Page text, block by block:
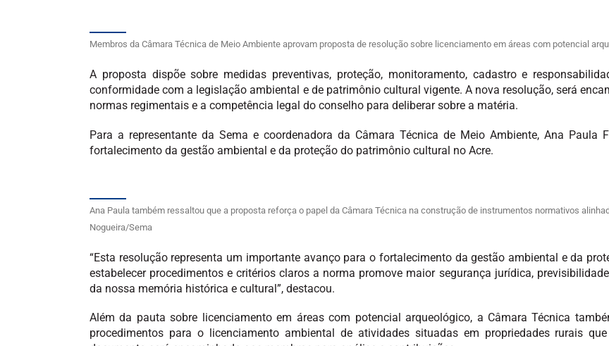
Membros da Câmara Técnica de Meio Ambiente aprovam proposta de resolução sobre licenciamento em áreas com potencial
A proposta dispõe sobre medidas preventivas, proteção, monitoramento, cadastro e
conformidade com a legislação ambiental e de patrimônio cultural vigente. A nova resolução, será
normas regimentais e a competência legal do conselho para deliberar sobre a matéria.
Para a representante da Sema e coordenadora da Câmara Técnica de Meio Ambiente, Ana
fortalecimento da gestão ambiental e da proteção do patrimônio cultural no Acre.
Ana Paula também ressaltou que a proposta reforça o papel da Câmara Técnica na construção de instrumentos normativos
Nogueira/Sema
“Esta resolução representa um importante avanço para o fortalecimento da gestão ambiental e da
estabelecer procedimentos e critérios claros a norma promove maior segurança jurídica,
da nossa memória histórica e cultural”, destacou.
Além da pauta sobre licenciamento em áreas com potencial arqueológico, a Câmara Técnica
procedimentos para o licenciamento ambiental de atividades situadas em propriedades rurais